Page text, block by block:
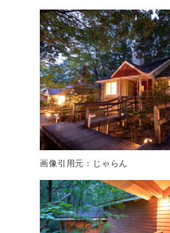
画像引用元：じゃらん